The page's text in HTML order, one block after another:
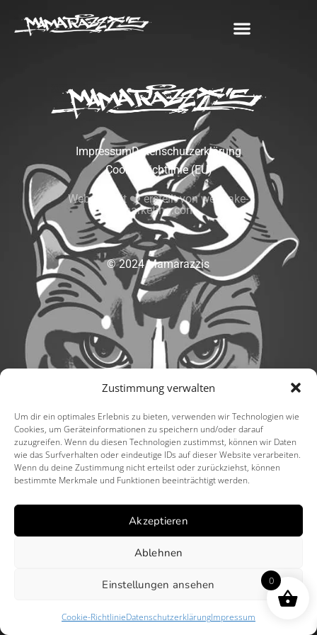
Zustimmung verwalten
Um dir ein optimales Erlebnis zu bieten, verwenden wir Technologien wie
Cookies, um Geräteinformationen zu speichern und/oder darauf
zuzugreifen. Wenn du diesen Technologien zustimmst, können wir Daten
wie das Surfverhalten oder eindeutige IDs auf dieser Website verarbeiten.
Wenn du deine Zustimmung nicht erteilst oder zurückziehst, können
bestimmte Merkmale und Funktionen beeinträchtigt werden.
Akzeptieren
Ablehnen
Einstellungen ansehen
Cookie-RichtlinieDatenschutzerklärungImpressum
ImpressumDatenschutzerklärung
Cookie Richtlinie (EU)
Website mit ❤️ erstellt von we-make-
marketing.com
© 2024 Mamarazzis
0